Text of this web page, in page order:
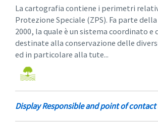
La cartografia contiene i perimetri
Protezione Speciale (ZPS). Fa parte
2000, la quale è un sistema coordinato e
destinate alla conservazione delle
ed in particolare alla tute...
Display Responsible and point of